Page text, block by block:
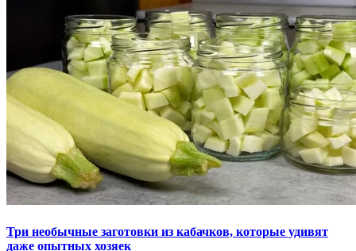
Три необычные заготовки из кабачков, которые удивят
даже опытных хозяек